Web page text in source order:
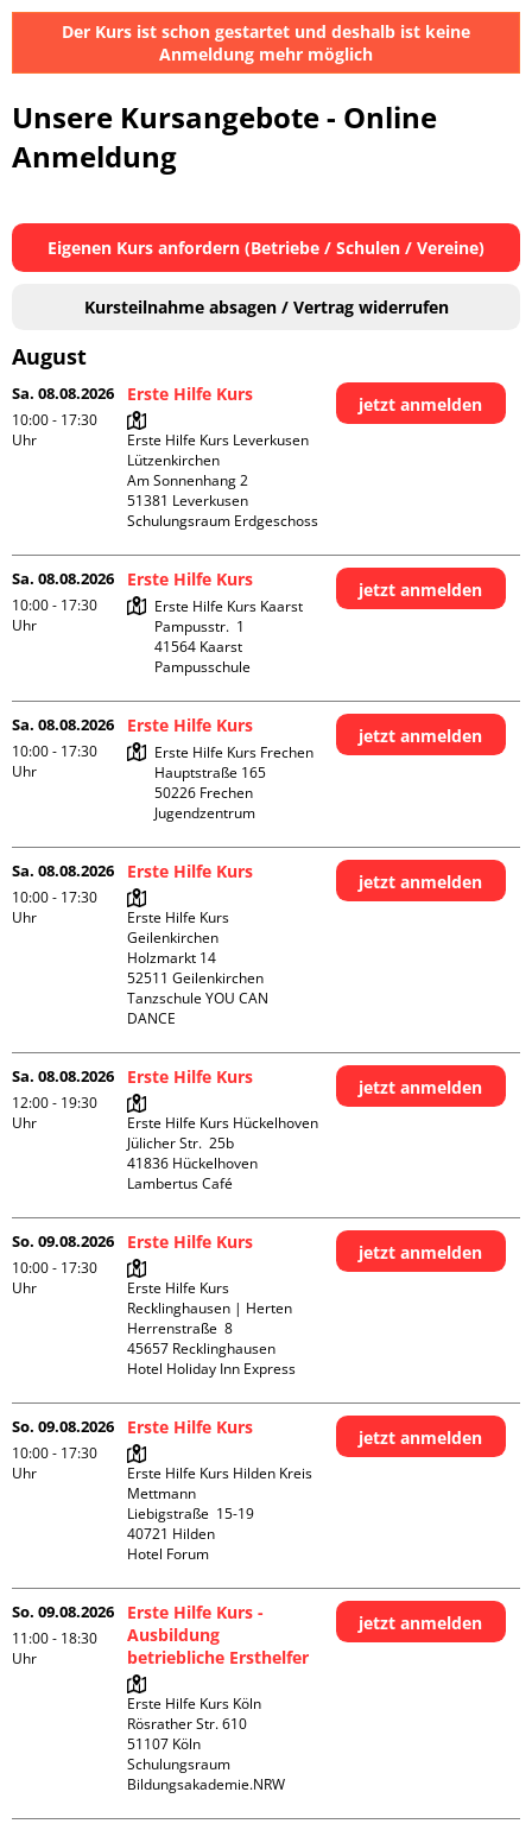
Der Kurs ist schon gestartet und deshalb ist keine
Anmeldung mehr möglich
Unsere Kursangebote - Online
Anmeldung
Eigenen Kurs anfordern (Betriebe / Schulen / Vereine)
Kursteilnahme absagen / Vertrag widerrufen
August
Sa. 08.08.2026
10:00 - 17:30
Uhr
Erste Hilfe Kurs
Erste Hilfe Kurs Leverkusen
Lützenkirchen
Am Sonnenhang 2
51381 Leverkusen
Schulungsraum Erdgeschoss
jetzt anmelden
Sa. 08.08.2026
10:00 - 17:30
Uhr
Erste Hilfe Kurs
Erste Hilfe Kurs Kaarst
Pampusstr.  1
41564 Kaarst
Pampusschule
jetzt anmelden
Sa. 08.08.2026
10:00 - 17:30
Uhr
Erste Hilfe Kurs
Erste Hilfe Kurs Frechen
Hauptstraße 165
50226 Frechen
Jugendzentrum
jetzt anmelden
Sa. 08.08.2026
10:00 - 17:30
Uhr
Erste Hilfe Kurs
Erste Hilfe Kurs
Geilenkirchen
Holzmarkt 14
52511 Geilenkirchen
Tanzschule YOU CAN
DANCE
jetzt anmelden
Sa. 08.08.2026
12:00 - 19:30
Uhr
Erste Hilfe Kurs
Erste Hilfe Kurs Hückelhoven
Jülicher Str.  25b
41836 Hückelhoven
Lambertus Café
jetzt anmelden
So. 09.08.2026
10:00 - 17:30
Uhr
Erste Hilfe Kurs
Erste Hilfe Kurs
Recklinghausen | Herten
Herrenstraße  8
45657 Recklinghausen
Hotel Holiday Inn Express
jetzt anmelden
So. 09.08.2026
10:00 - 17:30
Uhr
Erste Hilfe Kurs
Erste Hilfe Kurs Hilden Kreis
Mettmann
Liebigstraße  15-19
40721 Hilden
Hotel Forum
jetzt anmelden
So. 09.08.2026
11:00 - 18:30
Uhr
Erste Hilfe Kurs -
Ausbildung
betriebliche Ersthelfer
Erste Hilfe Kurs Köln
Rösrather Str. 610
51107 Köln
Schulungsraum
Bildungsakademie.NRW
jetzt anmelden